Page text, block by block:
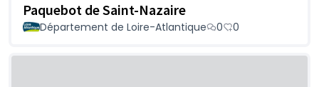
Paquebot de Saint-Nazaire
Département de Loire-Atlantique 0 0